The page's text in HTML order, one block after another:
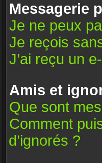
Messagerie
Je ne peux
Je reçois
J’ai reçu un
Amis et
Que sont
Comment
d’ignorés ?